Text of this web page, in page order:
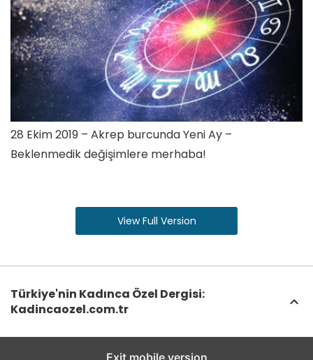
28 Ekim 2019 – Akrep burcunda Yeni Ay –
Beklenmedik değişimlere merhaba!
View Full Version
Türkiye'nin Kadınca Özel Dergisi:
Kadincaozel.com.tr
Exit mobile version